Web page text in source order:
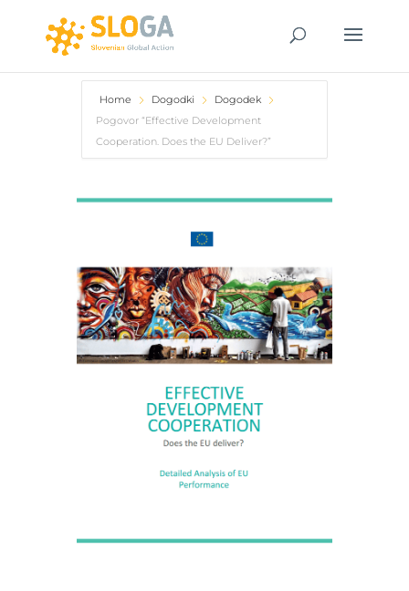
Home Dogodki
Dogodek
Pogovor “Effective Development
Cooperation. Does the EU Deliver?”